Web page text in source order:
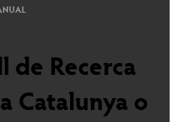
Recerca
Catalunya o